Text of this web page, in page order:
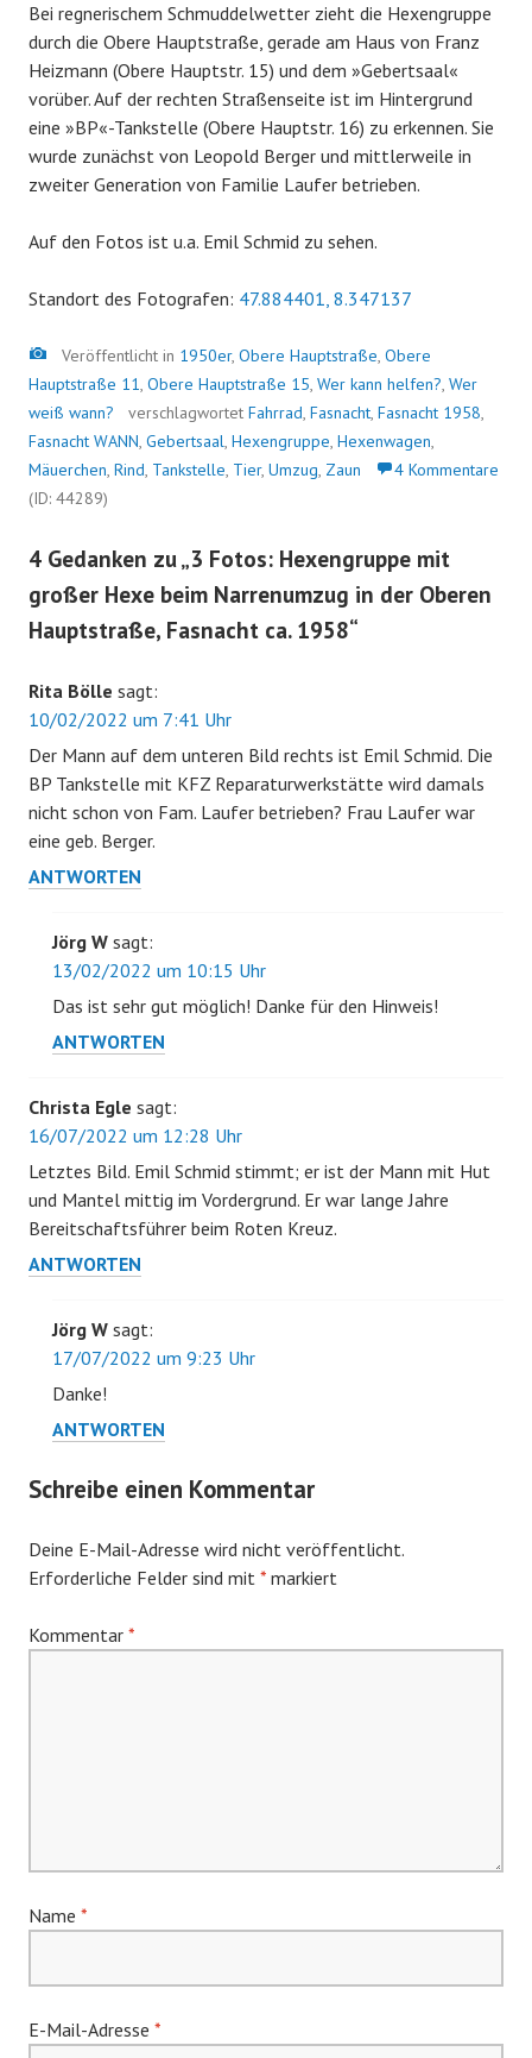
Bei regnerischem Schmuddelwetter zieht die Hexengruppe
durch die Obere Hauptstraße, gerade am Haus von Franz
Heizmann (Obere Hauptstr. 15) und dem »Gebertsaal«
vorüber. Auf der rechten Straßenseite ist im Hintergrund
eine »BP«-Tankstelle (Obere Hauptstr. 16) zu erkennen. Sie
wurde zunächst von Leopold Berger und mittlerweile in
zweiter Generation von Familie Laufer betrieben.
Auf den Fotos ist u.a. Emil Schmid zu sehen.
Standort des Fotografen: 47.884401, 8.347137
Bild
Veröffentlicht in 1950er, Obere Hauptstraße, Obere
Hauptstraße 11, Obere Hauptstraße 15, Wer kann helfen?, Wer
weiß wann?
verschlagwortet Fahrrad, Fasnacht, Fasnacht 1958,
Fasnacht WANN, Gebertsaal, Hexengruppe, Hexenwagen,
Mäuerchen, Rind, Tankstelle, Tier, Umzug, Zaun
4 Kommentare
(ID: 44289)
4 Gedanken zu „3 Fotos: Hexengruppe mit
großer Hexe beim Narrenumzug in der Oberen
Hauptstraße, Fasnacht ca. 1958“
Rita Bölle sagt:
10/02/2022 um 7:41 Uhr
Der Mann auf dem unteren Bild rechts ist Emil Schmid. Die
BP Tankstelle mit KFZ Reparaturwerkstätte wird damals
nicht schon von Fam. Laufer betrieben? Frau Laufer war
eine geb. Berger.
ANTWORTEN
Jörg W sagt:
13/02/2022 um 10:15 Uhr
Das ist sehr gut möglich! Danke für den Hinweis!
ANTWORTEN
Christa Egle sagt:
16/07/2022 um 12:28 Uhr
Letztes Bild. Emil Schmid stimmt; er ist der Mann mit Hut
und Mantel mittig im Vordergrund. Er war lange Jahre
Bereitschaftsführer beim Roten Kreuz.
ANTWORTEN
Jörg W sagt:
17/07/2022 um 9:23 Uhr
Danke!
ANTWORTEN
Schreibe einen Kommentar
Deine E-Mail-Adresse wird nicht veröffentlicht.
Erforderliche Felder sind mit * markiert
Kommentar *
Name *
E-Mail-Adresse *